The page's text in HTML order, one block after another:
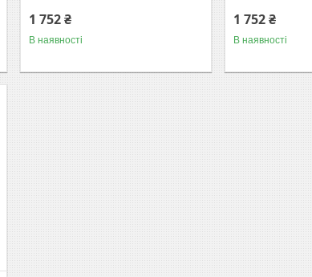
1 752 ₴
В наявності
1 752 ₴
В наявності